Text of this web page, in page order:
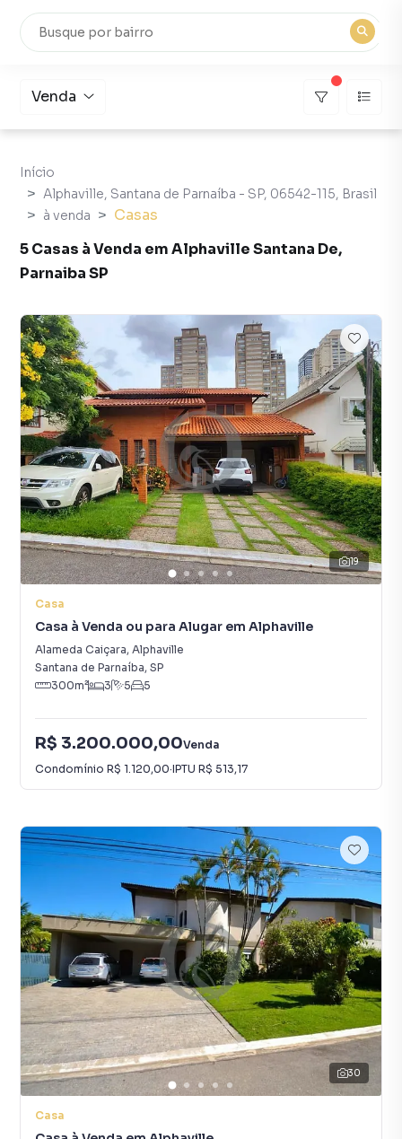
Venda
Início
Alphaville, Santana de Parnaíba - SP, 06542-115, Brasil
à venda
Casas
5 Casas à Venda em Alphaville Santana De,
Parnaiba SP
19
Casa
Casa à Venda ou para Alugar em Alphaville
Alameda Caiçara, Alphaville
Santana de Parnaíba, SP
300m² 3 5 5
R$ 3.200.000,00Venda
Condomínio R$ 1.120,00·IPTU R$ 513,17
30
Casa